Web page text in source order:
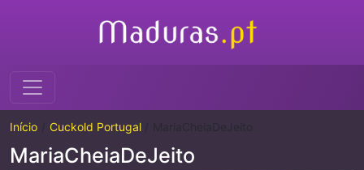
Início Cuckold Portugal
MariaCheiaDeJeito